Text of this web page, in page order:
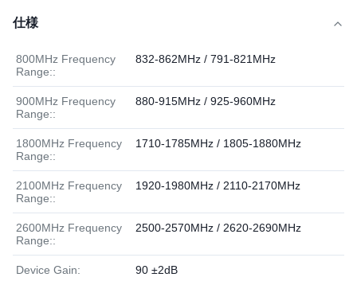
仕様
800MHz Frequency
Range::
832-862MHz / 791-821MHz
900MHz Frequency
Range::
880-915MHz / 925-960MHz
1800MHz Frequency
Range::
1710-1785MHz / 1805-1880MHz
2100MHz Frequency
Range::
1920-1980MHz / 2110-2170MHz
2600MHz Frequency
Range::
2500-2570MHz / 2620-2690MHz
Device Gain: 90 ±2dB